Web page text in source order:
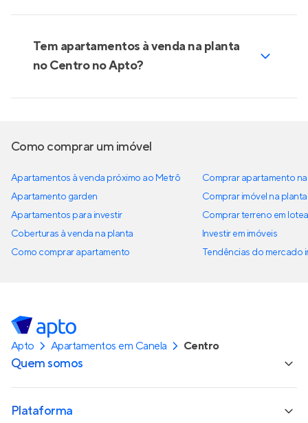
Tem apartamentos à venda na planta
no Centro no Apto?
Como comprar um imóvel
Apartamentos à venda próximo ao Metrô
Apartamento garden
Apartamentos para investir
Coberturas à venda na planta
Como comprar apartamento
Comprar apartamento
Comprar imóvel na planta
Comprar terreno em
Investir em imóveis
Tendências do mercado
Apto Apartamentos em Canela Centro
Quem somos
Plataforma